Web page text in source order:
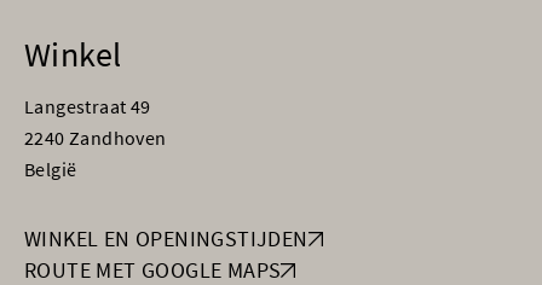
Winkel
Langestraat 49
2240 Zandhoven
België
WINKEL EN OPENINGSTIJDEN
ROUTE MET GOOGLE MAPS